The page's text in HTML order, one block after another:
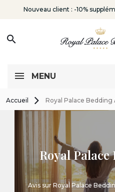
Nouveau client : -10%
search
MENU
Accueil Royal Palace Bedding
Royal
Avis sur Royal Palace